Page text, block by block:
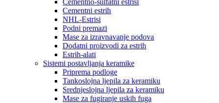
Cementni estrih
NHL-Estrisi
Podni premazi
Mase za izravnavanje podova
Dodatni proizvodi za estrih
Estrih-alati
Sistemi postavljanja keramike
Priprema podloge
Tankoslojna ljepila za keramiku
Srednjeslojna ljepila za keramiku
Mase za fugiranje uskih fuga